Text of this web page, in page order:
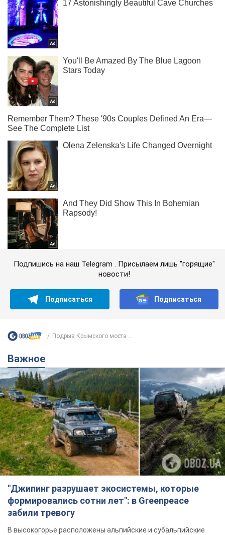
Подпишись на наш Telegram . Присылаем лишь "горящие"
новости!
Подписаться Подписаться
Подрыв Крымского моста ...
Важное
"Джипинг разрушает экосистемы, которые
формировались сотни лет": в Greenpeace
забили тревогу
В высокогорье расположены альпийские и субальпийские